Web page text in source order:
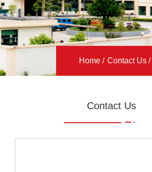
Home Contact Us
Contact Us